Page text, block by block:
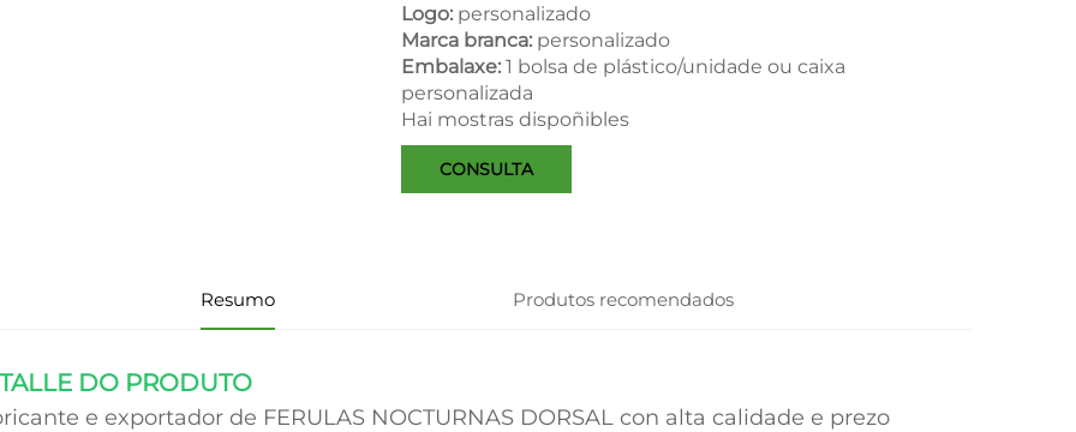
Logo: personalizado
Marca branca: personalizado
Embalaxe: 1 bolsa de plástico/unidade ou caixa
personalizada
Hai mostras dispoñibles
CONSULTA
Resumo Produtos recomendados
DO PRODUTO
e exportador de FERULAS NOCTURNAS DORSAL con alta calidade e prezo